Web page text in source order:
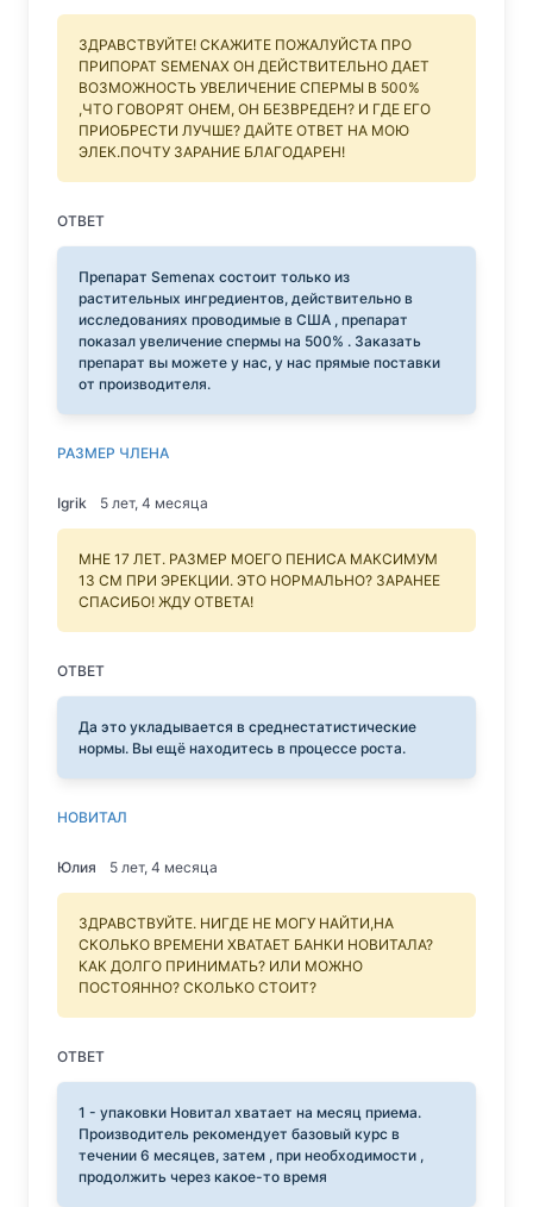
ЗДРАВСТВУЙТЕ! СКАЖИТЕ ПОЖАЛУЙСТА ПРО
ПРИПОРАТ SEMENAX ОН ДЕЙСТВИТЕЛЬНО ДАЕТ
ВОЗМОЖНОСТЬ УВЕЛИЧЕНИЕ СПЕРМЫ В 500%
,ЧТО ГОВОРЯТ ОНЕМ, ОН БЕЗВРЕДЕН? И ГДЕ ЕГО
ПРИОБРЕСТИ ЛУЧШЕ? ДАЙТЕ ОТВЕТ НА МОЮ
ЭЛЕК.ПОЧТУ ЗАРАНИЕ БЛАГОДАРЕН!
ОТВЕТ
Препарат Semenax состоит только из
растительных ингредиентов, действительно в
исследованиях проводимые в США , препарат
показал увеличение спермы на 500% . Заказать
препарат вы можете у нас, у нас прямые поставки
от производителя.
РАЗМЕР ЧЛЕНА
Igrik 5 лет, 4 месяца
МНЕ 17 ЛЕТ. РАЗМЕР МОЕГО ПЕНИСА МАКСИМУМ
13 СМ ПРИ ЭРЕКЦИИ. ЭТО НОРМАЛЬНО? ЗАРАНЕЕ
СПАСИБО! ЖДУ ОТВЕТА!
ОТВЕТ
Да это укладывается в среднестатистические
нормы. Вы ещё находитесь в процессе роста.
НОВИТАЛ
Юлия 5 лет, 4 месяца
ЗДРАВСТВУЙТЕ. НИГДЕ НЕ МОГУ НАЙТИ,НА
СКОЛЬКО ВРЕМЕНИ ХВАТАЕТ БАНКИ НОВИТАЛА?
КАК ДОЛГО ПРИНИМАТЬ? ИЛИ МОЖНО
ПОСТОЯННО? СКОЛЬКО СТОИТ?
ОТВЕТ
1 - упаковки Новитал хватает на месяц приема.
Производитель рекомендует базовый курс в
течении 6 месяцев, затем , при необходимости ,
продолжить через какое-то время